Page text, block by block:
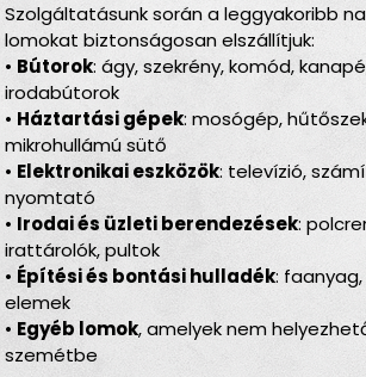
Szolgáltatásunk során a leggyakoribb
lomokat biztonságosan elszállítjuk:
• Bútorok: ágy, szekrény, komód,
irodabútorok
• Háztartási gépek: mosógép,
mikrohullámú sütő
• Elektronikai eszközök: televízió,
nyomtató
• Irodai és üzleti berendezések:
irattárolók, pultok
• Építési és bontási hulladék:
elemek
• Egyéb lomok, amelyek nem
szemétbe